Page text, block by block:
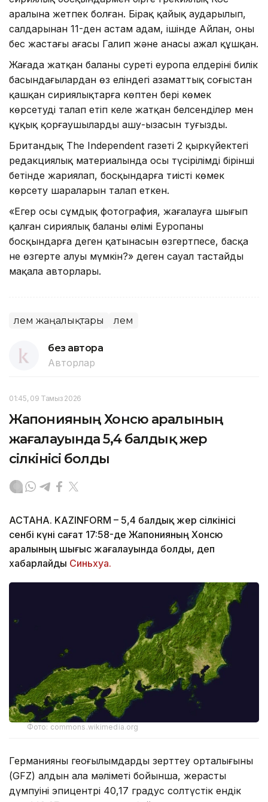
аралына жетпек болған. Бірақ қайық аударылып,
салдарынан 11-ден астам адам, ішінде Айлан, оның
бес жастағы ағасы Галип және анасы ажал құшқан.
Жағада жатқан баланың суреті еуропа елдерінің билік
басындағылардан өз еліндегі азаматтық соғыстан
қашқан сириялықтарға көптен бері көмек
көрсетуді талап етіп келе жатқан белсенділер мен
құқық қорғаушылардың ашу-ызасын туғызды.
Британдық The Independent газеті 2 қыркүйектегі
редакциялық материалында осы түсірілімді бірінші
бетінде жариялап, босқындарға тиісті көмек
көрсету шараларын талап еткен.
«Егер осы сұмдық фотография, жағалауға шығып
қалған сириялық баланың өлімі Еуропаның
босқындарға деген қатынасын өзгертпесе, басқа
не өзгерте алуы мүмкін?» деген сауал тастайды
мақала авторлары.
Әлем жаңалықтары Әлем
без автора
Авторлар
01:45, 09 Тамыз 2026
Жапонияның Хонсю аралының
жағалауында 5,4 балдық жер
сілкінісі болды
АСТАНА. KAZINFORM – 5,4 балдық жер сілкінісі
сенбі күні сағат 17:58-де Жапонияның Хонсю
аралының шығыс жағалауында болды, деп
хабарлайды Синьхуа.
Фото: commons.wikimedia.org
Германияның геоғылымдарды зерттеу орталығының
(GFZ) алдын ала мәліметі бойынша, жерасты
дүмпуінің эпицентрі 40,17 градус солтүстік ендік